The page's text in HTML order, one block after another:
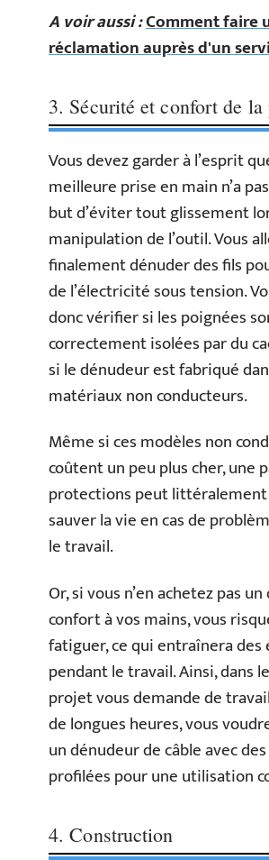
A voir aussi :Comment faire
réclamation auprès d'un
3. Sécurité et confort de la
Vous devez garder à l’esprit
meilleure prise en main n’a
but d’éviter tout glissement
manipulation de l’outil. Vous
finalement dénuder des fils
de l’électricité sous tension.
donc vérifier si les poignées
correctement isolées par du
si le dénudeur est fabriqué
matériaux non conducteurs.
Même si ces modèles non
coûtent un peu plus cher, une
protections peut
sauver la vie en cas de
le travail.
Or, si vous n’en achetez pas
confort à vos mains, vous
fatiguer, ce qui entraînera des
pendant le travail. Ainsi, dans
projet vous demande de
de longues heures, vous
un dénudeur de câble avec
profilées pour une utilisation
4. Construction